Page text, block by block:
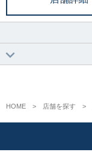
HOME 店舗を探す